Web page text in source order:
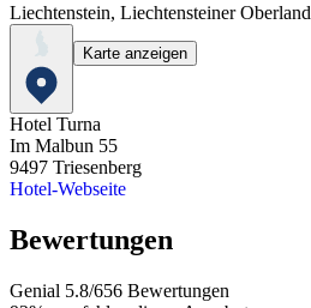
Liechtenstein, Liechtensteiner Oberland
Karte anzeigen
Hotel Turna
Im Malbun 55
9497 Triesenberg
Hotel-Webseite
Bewertungen
Genial 5.8/656 Bewertungen